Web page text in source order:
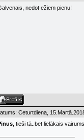
nedot ežiem pienu!
Ceturtdiena,
, tieši tā..bet lielākais